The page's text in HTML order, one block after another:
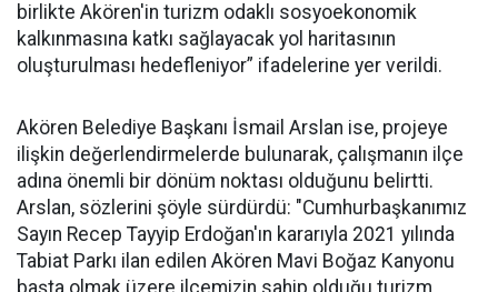
birlikte Akören'in turizm odaklı sosyoekonomik
kalkınmasına katkı sağlayacak yol haritasının
oluşturulması hedefleniyor” ifadelerine yer verildi.
Akören Belediye Başkanı İsmail Arslan ise, projeye
ilişkin değerlendirmelerde bulunarak, çalışmanın ilçe
adına önemli bir dönüm noktası olduğunu belirtti.
Arslan, sözlerini şöyle sürdürdü: "Cumhurbaşkanımız
Sayın Recep Tayyip Erdoğan'ın kararıyla 2021 yılında
Tabiat Parkı ilan edilen Akören Mavi Boğaz Kanyonu
başta olmak üzere ilçemizin sahip olduğu turizm